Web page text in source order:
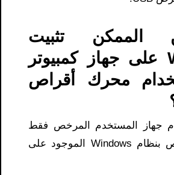
تثبيت
Windows على جهاز كمبيوتر
محرك أقراص
جهاز المستخدم المرخص فقط
ملف ISO الخاص بنظام Windows الموجود على